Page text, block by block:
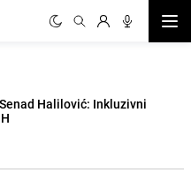
Halilović: Inkluzivni